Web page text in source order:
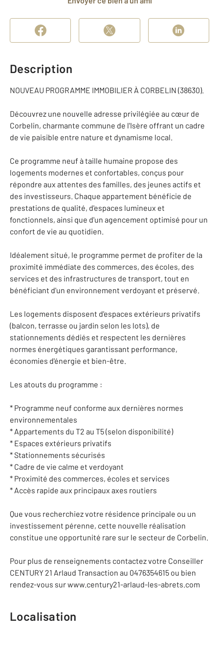
Description
NOUVEAU PROGRAMME IMMOBILIER À CORBELIN (38630).
Découvrez une nouvelle adresse privilégiée au cœur de
Corbelin, charmante commune de l'Isère offrant un cadre
de vie paisible entre nature et dynamisme local.
Ce programme neuf à taille humaine propose des
logements modernes et confortables, conçus pour
répondre aux attentes des familles, des jeunes actifs et
des investisseurs. Chaque appartement bénéficie de
prestations de qualité, d'espaces lumineux et
fonctionnels, ainsi que d'un agencement optimisé pour un
confort de vie au quotidien.
Idéalement situé, le programme permet de profiter de la
proximité immédiate des commerces, des écoles, des
services et des infrastructures de transport, tout en
bénéficiant d'un environnement verdoyant et préservé.
Les logements disposent d'espaces extérieurs privatifs
(balcon, terrasse ou jardin selon les lots), de
stationnements dédiés et respectent les dernières
normes énergétiques garantissant performance,
économies d'énergie et bien-être.
Les atouts du programme :
* Programme neuf conforme aux dernières normes
environnementales
* Appartements du T2 au T5 (selon disponibilité)
* Espaces extérieurs privatifs
* Stationnements sécurisés
* Cadre de vie calme et verdoyant
* Proximité des commerces, écoles et services
* Accès rapide aux principaux axes routiers
Que vous recherchiez votre résidence principale ou un
investissement pérenne, cette nouvelle réalisation
constitue une opportunité rare sur le secteur de Corbelin.
Pour plus de renseignements contactez votre Conseiller
CENTURY 21 Arlaud Transaction au 0476354615 ou bien
rendez-vous sur www.century21-arlaud-les-abrets.com
Localisation